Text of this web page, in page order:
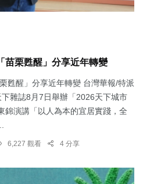
苗栗甦醒」分享近年轉變
甦醒」分享近年轉變 台灣華報/特派
雜誌8月7日舉辦「2026天下城市
錦演講「以人為本的宜居實踐，全
6,227 觀看 4 分享